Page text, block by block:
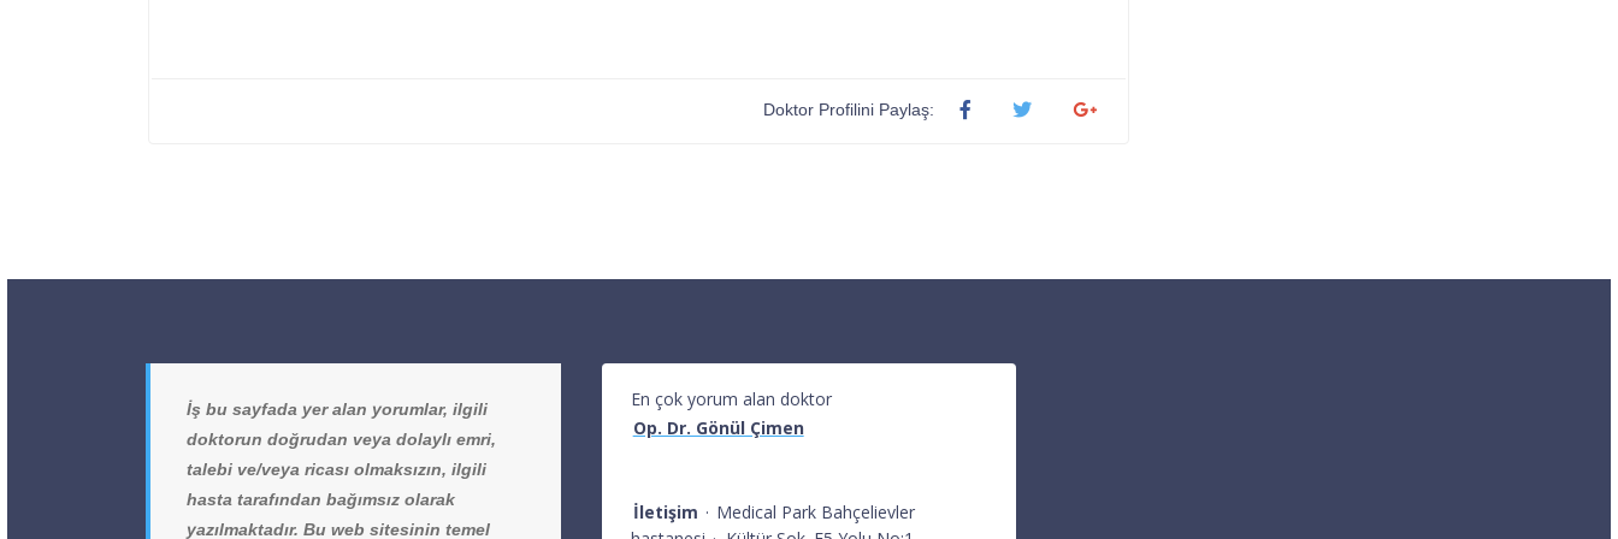
Doktor Profilini Paylaş:
İş bu sayfada yer alan yorumlar, ilgili
doktorun doğrudan veya dolaylı emri,
talebi ve/veya ricası olmaksızın, ilgili
hasta tarafından bağımsız olarak
yazılmaktadır. Bu web sitesinin temel
En çok yorum alan doktor
Op. Dr. Gönül Çimen
İletişim · Medical Park Bahçelievler